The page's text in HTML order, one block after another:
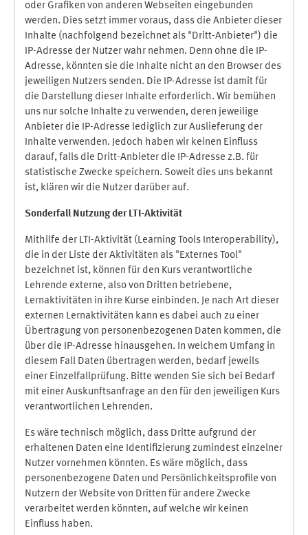
oder Grafiken von anderen Webseiten eingebunden
werden. Dies setzt immer voraus, dass die Anbieter dieser
Inhalte (nachfolgend bezeichnet als "Dritt-Anbieter") die
IP-Adresse der Nutzer wahr nehmen. Denn ohne die IP-
Adresse, könnten sie die Inhalte nicht an den Browser des
jeweiligen Nutzers senden. Die IP-Adresse ist damit für
die Darstellung dieser Inhalte erforderlich. Wir bemühen
uns nur solche Inhalte zu verwenden, deren jeweilige
Anbieter die IP-Adresse lediglich zur Auslieferung der
Inhalte verwenden. Jedoch haben wir keinen Einfluss
darauf, falls die Dritt-Anbieter die IP-Adresse z.B. für
statistische Zwecke speichern. Soweit dies uns bekannt
ist, klären wir die Nutzer darüber auf.
Sonderfall Nutzung der LTI-Aktivität
Mithilfe der LTI-Aktivität (Learning Tools Interoperability),
die in der Liste der Aktivitäten als "Externes Tool"
bezeichnet ist, können für den Kurs verantwortliche
Lehrende externe, also von Dritten betriebene,
Lernaktivitäten in ihre Kurse einbinden. Je nach Art dieser
externen Lernaktivitäten kann es dabei auch zu einer
Übertragung von personenbezogenen Daten kommen, die
über die IP-Adresse hinausgehen. In welchem Umfang in
diesem Fall Daten übertragen werden, bedarf jeweils
einer Einzelfallprüfung. Bitte wenden Sie sich bei Bedarf
mit einer Auskunftsanfrage an den für den jeweiligen Kurs
verantwortlichen Lehrenden.
Es wäre technisch möglich, dass Dritte aufgrund der
erhaltenen Daten eine Identifizierung zumindest einzelner
Nutzer vornehmen könnten. Es wäre möglich, dass
personenbezogene Daten und Persönlichkeitsprofile von
Nutzern der Website von Dritten für andere Zwecke
verarbeitet werden könnten, auf welche wir keinen
Einfluss haben.